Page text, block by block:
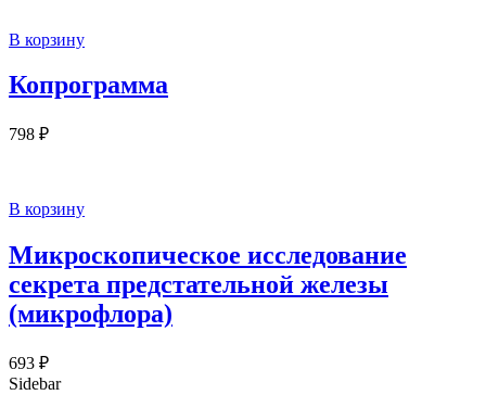
В корзину
Копрограмма
798 ₽
В корзину
Микроскопическое исследование
секрета предстательной железы
(микрофлора)
693 ₽
Sidebar